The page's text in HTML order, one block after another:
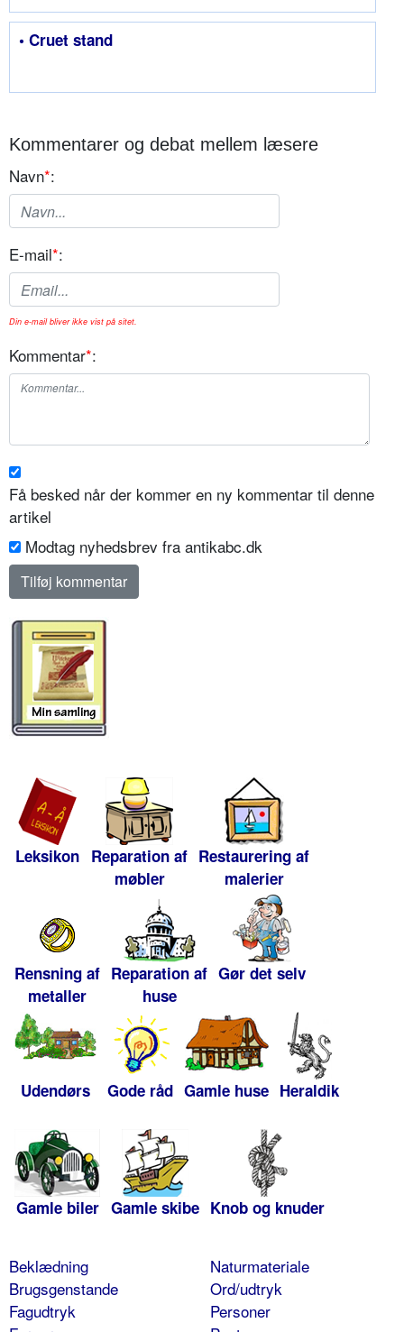
• Cruet stand
Kommentarer og debat mellem læsere
Navn*:
E-mail*:
Din e-mail bliver ikke vist på sitet.
Kommentar*:
Få besked når der kommer en ny kommentar til denne
artikel
Modtag nyhedsbrev fra antikabc.dk
Leksikon Reparation af
møbler
Restaurering af
malerier
Rensning af
metaller
Reparation af
huse
Gør det selv
Udendørs Gode råd Gamle huse Heraldik
Gamle biler Gamle skibe Knob og knuder
Beklædning
Brugsgenstande
Fagudtryk
Naturmateriale
Ord/udtryk
Personer